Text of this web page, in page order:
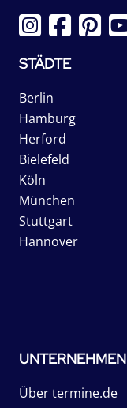
STÄDTE
Berlin
Hamburg
Herford
Bielefeld
Köln
München
Stuttgart
Hannover
UNTERNEHMEN
Über termine.de